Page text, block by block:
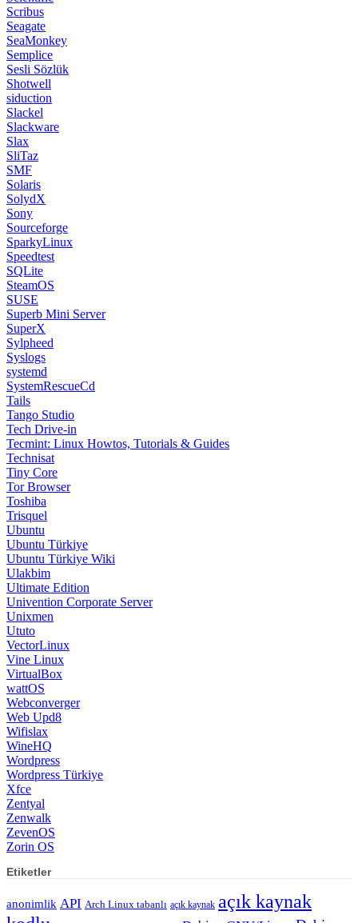
Scribus
Seagate
SeaMonkey
Semplice
Sesli Sözlük
Shotwell
siduction
Slackel
Slackware
Slax
SliTaz
SMF
Solaris
SolydX
Sony
Sourceforge
SparkyLinux
Speedtest
SQLite
SteamOS
SUSE
Superb Mini Server
SuperX
Sylpheed
Syslogs
systemd
SystemRescueCd
Tails
Tango Studio
Tech Drive-in
Tecmint: Linux Howtos, Tutorials & Guides
Technisat
Tiny Core
Tor Browser
Toshiba
Trisquel
Ubuntu
Ubuntu Türkiye
Ubuntu Türkiye Wiki
Ulakbim
Ultimate Edition
Univention Corporate Server
Unixmen
Ututo
VectorLinux
Vine Linux
VirtualBox
wattOS
Webconverger
Web Upd8
Wifislax
WineHQ
Wordpress
Wordpress Türkiye
Xfce
Zentyal
Zenwalk
ZevenOS
Zorin OS
Etiketler
anonimlik API Arch Linux tabanlı açık kaynak açık kaynak